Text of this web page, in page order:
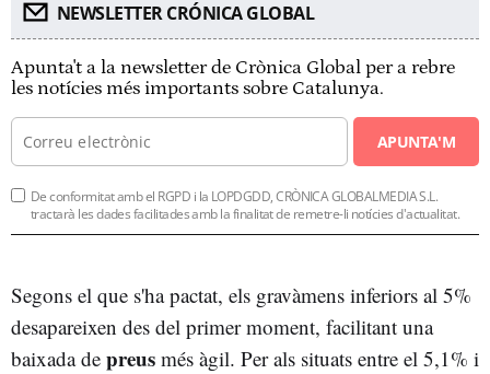
NEWSLETTER CRÓNICA GLOBAL
Apunta't a la newsletter de Crònica Global per a rebre
les notícies més importants sobre Catalunya.
APUNTA'M
De conformitat amb el RGPD i la LOPDGDD, CRÒNICA GLOBALMEDIA S.L.
tractarà les dades facilitades amb la finalitat de remetre-li notícies d'actualitat.
Segons el que s'ha pactat, els gravàmens inferiors al 5%
desapareixen des del primer moment, facilitant una
baixada de preus més àgil. Per als situats entre el 5,1% i